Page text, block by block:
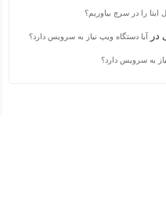
ایتا را در سرچ بیاوریم؟
در آیا دستگاه ویپ نیاز به سرویس دارد؟
به سرویس دارد؟